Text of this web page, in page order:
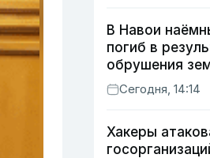
В Навои
погиб в
обрушения
Сегодня, 14:14
Хакеры